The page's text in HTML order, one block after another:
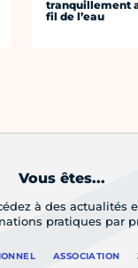
tranquillement
fil de l’eau
Vous êtes...
à des actualités
pratiques par
ASSOCIATION